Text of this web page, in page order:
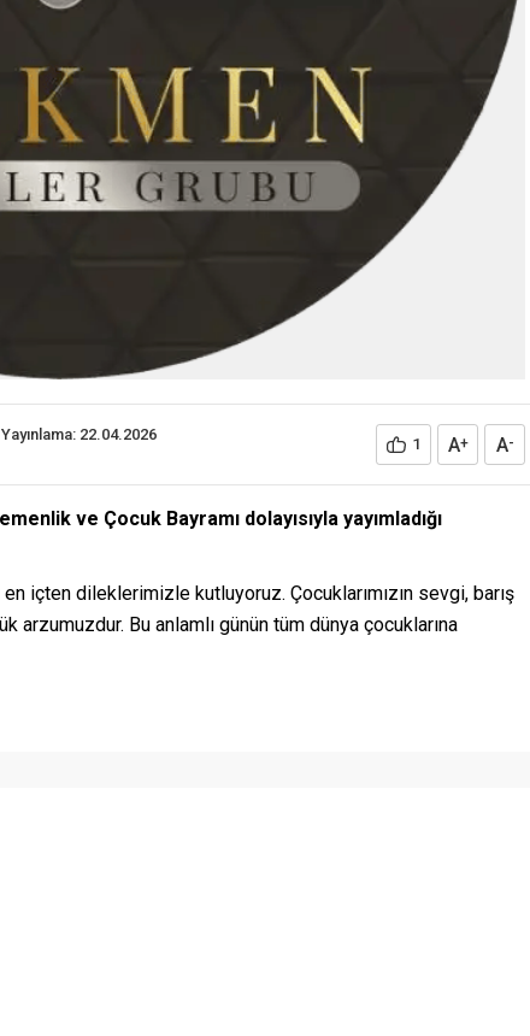
Yayınlama: 22.04.2026
1 A+ A-
ve Çocuk Bayramı dolayısıyla yayımladığı
içten dileklerimizle kutluyoruz. Çocuklarımızın sevgi, barış
Bu anlamlı günün tüm dünya çocuklarına